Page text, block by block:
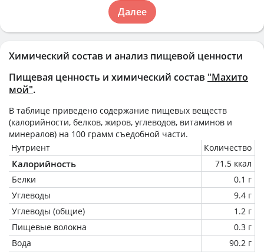
Химический состав и анализ пищевой ценности
Пищевая ценность и химический состав "Махито
мой".
В таблице приведено содержание пищевых веществ
(калорийности, белков, жиров, углеводов, витаминов и
минералов) на 100 грамм съедобной части.
Нутриент
Количество
Калорийность
71.5 ккал
Белки
0.1 г
Углеводы
9.4 г
Углеводы (общие)
1.2 г
Пищевые волокна
0.3 г
Вода
90.2 г
Далее